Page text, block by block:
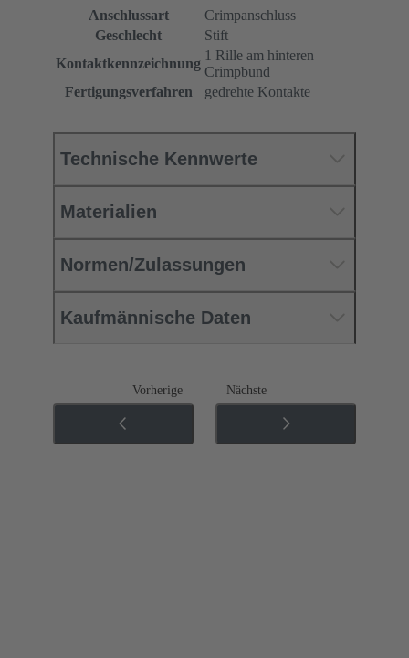
Anschlussart
Crimpanschluss
Geschlecht
Stift
Kontaktkennzeichnung
1 Rille am hinteren
Crimpbund
Fertigungsverfahren
gedrehte Kontakte
Technische Kennwerte
Materialien
Normen/Zulassungen
Kaufmännische Daten
Vorherige Nächste